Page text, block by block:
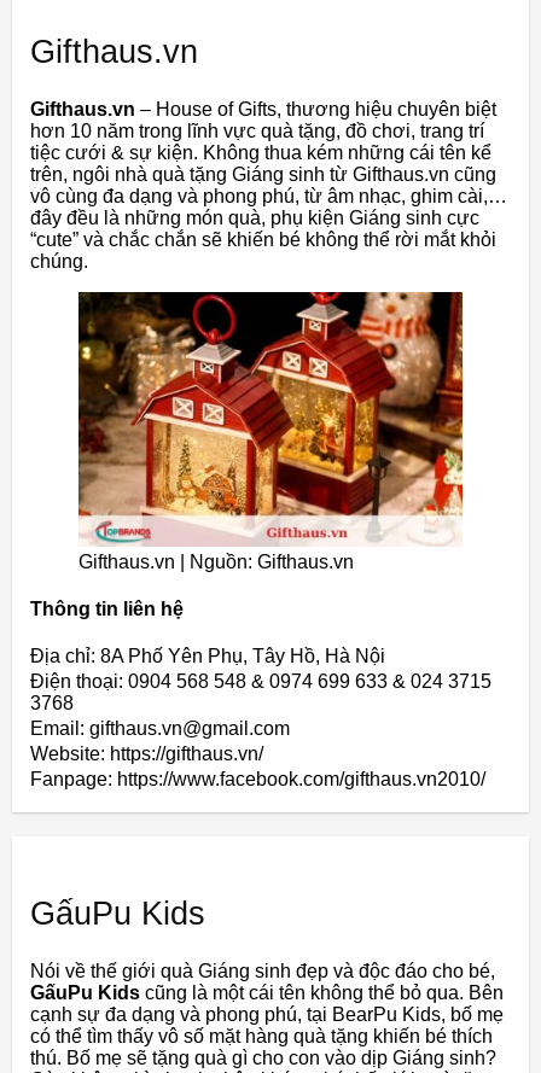
Gifthaus.vn
Gifthaus.vn – House of Gifts, thương hiệu chuyên biệt
hơn 10 năm trong lĩnh vực quà tặng, đồ chơi, trang trí
tiệc cưới & sự kiện. Không thua kém những cái tên kể
trên, ngôi nhà quà tặng Giáng sinh từ Gifthaus.vn cũng
vô cùng đa dạng và phong phú, từ âm nhạc, ghim cài,…
đây đều là những món quà, phụ kiện Giáng sinh cực
“cute” và chắc chắn sẽ khiến bé không thể rời mắt khỏi
chúng.
Gifthaus.vn | Nguồn: Gifthaus.vn
Thông tin liên hệ
Địa chỉ: 8A Phố Yên Phụ, Tây Hồ, Hà Nội
Điện thoại: 0904 568 548 & 0974 699 633 & 024 3715
3768
Email: gifthaus.vn@gmail.com
Website: https://gifthaus.vn/
Fanpage: https://www.facebook.com/gifthaus.vn2010/
GấuPu Kids
Nói về thế giới quà Giáng sinh đẹp và độc đáo cho bé,
GấuPu Kids cũng là một cái tên không thể bỏ qua. Bên
cạnh sự đa dạng và phong phú, tại BearPu Kids, bố mẹ
có thể tìm thấy vô số mặt hàng quà tặng khiến bé thích
thú. Bố mẹ sẽ tặng quà gì cho con vào dịp Giáng sinh?